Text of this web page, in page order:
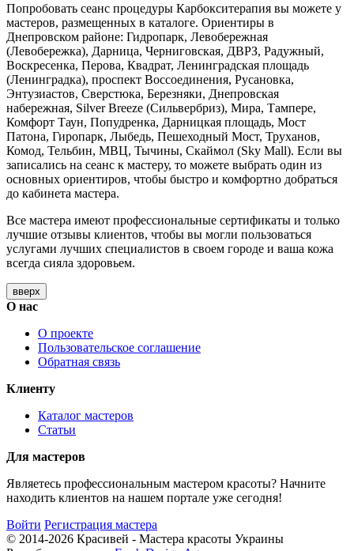
Попробовать сеанс процедуры Карбокситерапия вы можете у
мастеров, размещенных в каталоге. Ориентиры в
Днепровском районе: Гидропарк, Левобережная
(Левобережка), Дарница, Черниговская, ДВРЗ, Радужный,
Воскресенка, Перова, Квадрат, Ленинградская площадь
(Ленинградка), проспект Воссоединения, Русановка,
Энтузиастов, Сверстюка, Березняки, Днепровская
набережная, Silver Breeze (Сильвербриз), Мира, Тампере,
Комфорт Таун, Попудренка, Дарницкая площадь, Мост
Патона, Гиропарк, Лыбедь, Пешеходный Мост, Труханов,
Комод, Тельбин, МВЦ, Тычины, Скаймол (Sky Mall). Если вы
записались на сеанс к мастеру, то можете выбрать один из
основных ориентиров, чтобы быстро и комфортно добраться
до кабинета мастера.
Все мастера имеют профессиональные сертификаты и только
лучшие отзывы клиентов, чтобы вы могли пользоваться
услугами лучших специалистов в своем городе и ваша кожа
всегда сияла здоровьем.
вверх
О нас
О проекте
Пользовательское соглашение
Обратная связь
Клиенту
Каталог мастеров
Статьи
Для мастеров
Являетесь профессиональным мастером красоты? Начните
находить клиентов на нашем портале уже сегодня!
Войти Регистрация мастера
© 2014-2026 Красивей - Мастера красоты Украины